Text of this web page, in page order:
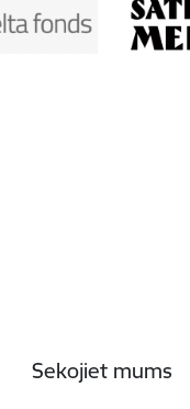
Sekojiet mums